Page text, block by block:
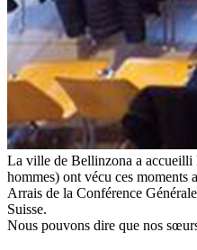
La ville de Bellinzona a accueilli
hommes) ont vécu ces moments
Arrais de la Conférence
Suisse.
Nous pouvons dire que nos